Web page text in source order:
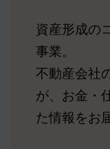
資産形成の
事業。
不動産会社
が、お金・
た情報をお